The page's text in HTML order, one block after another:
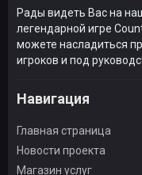
Рады видеть Вас на
легендарной игре
можете насладиться
игроков и под
Навигация
Главная страница
Новости проекта
Магазин услуг